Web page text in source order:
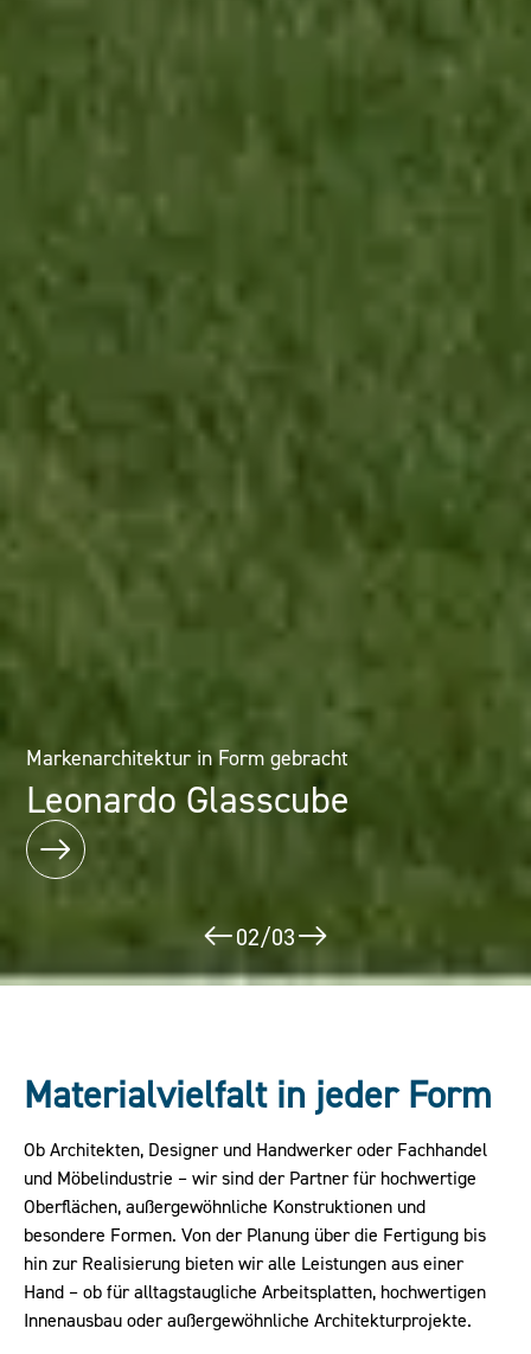
Markenarchitektur in Form gebracht
Leonardo Glasscube
Architektur als Erlebnis: Mineralwerkstofflösungen im
Designhotel
Puerta América
02/03
Materialvielfalt in jeder Form
Ob Architekten, Designer und Handwerker oder Fachhandel
und Möbelindustrie – wir sind der Partner für hochwertige
Oberflächen, außergewöhnliche Konstruktionen und
besondere Formen. Von der Planung über die Fertigung bis
hin zur Realisierung bieten wir alle Leistungen aus einer
Hand – ob für alltagstaugliche Arbeitsplatten, hochwertigen
Innenausbau oder außergewöhnliche Architekturprojekte.